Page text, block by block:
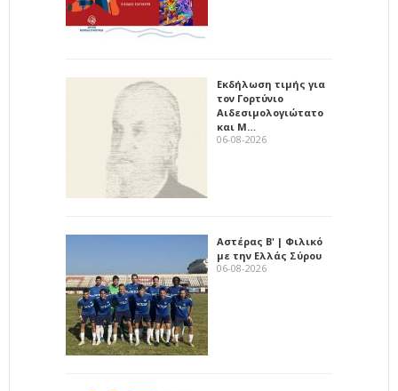
Εκδήλωση τιμής για
τον Γορτύνιο
Αιδεσιμολογιώτατο
και Μ…
06-08-2026
Αστέρας Β' | Φιλικό
με την Ελλάς Σύρου
06-08-2026